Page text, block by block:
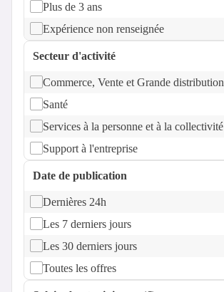
Plus de 3 ans
Expérience non renseignée
Secteur d'activité
Commerce, Vente et Grande distribution
Santé
Services à la personne et à la collectivité
Support à l'entreprise
Date de publication
Dernières 24h
Les 7 derniers jours
Les 30 derniers jours
Toutes les offres